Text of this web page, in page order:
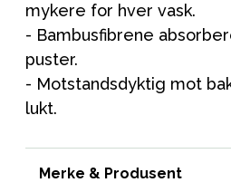
mykere for hver vask.
- Bambusfibrene
puster.
- Motstandsdyktig mot
lukt.
Merke & Produsent